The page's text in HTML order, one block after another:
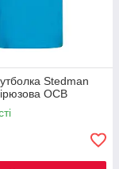
Stedman
OCB